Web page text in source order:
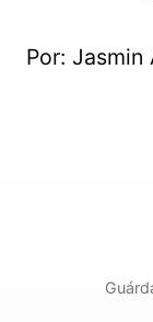
Por: Jasmin